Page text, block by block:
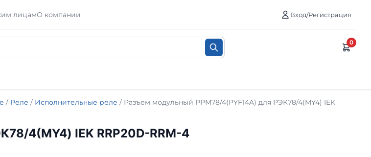
лицамО компании Вход/Регистрация
0
/ Реле / Исполнительные реле / Разъем модульный РРМ78/4(PYF14A) для РЭК78/4(MY4) IEK
4(MY4) IEK RRP20D-RRM-4